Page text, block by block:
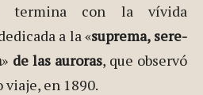
termina con la vívida
a la «suprema, sere­
» de las auroras, que observó
en 1890.